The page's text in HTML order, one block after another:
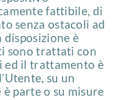
fattibile, di
senza ostacoli ad
è
sono trattati con
ed il trattamento è
su un
parte o su misure